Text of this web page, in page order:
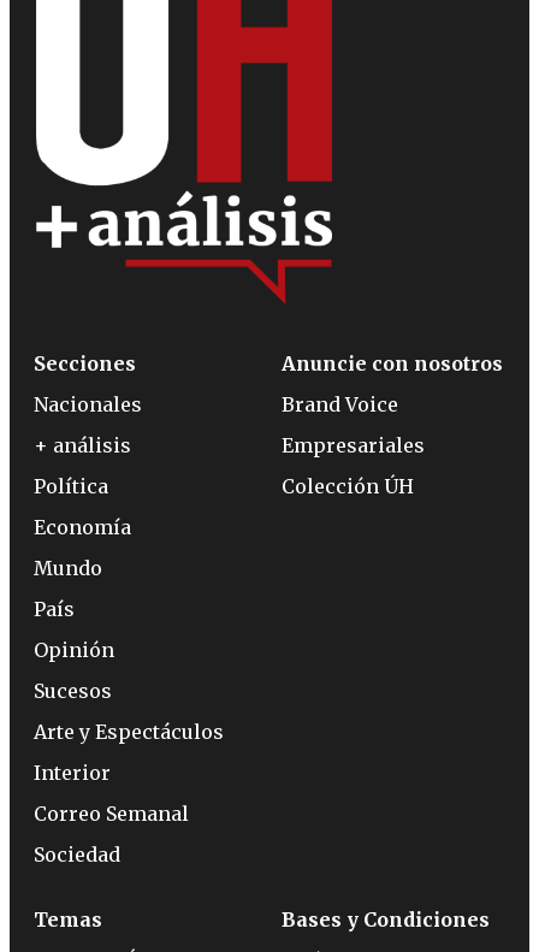
Secciones
Nacionales
+ análisis
Política
Economía
Mundo
País
Opinión
Sucesos
Arte y Espectáculos
Interior
Correo Semanal
Sociedad
Anuncie con nosotros
Brand Voice
Empresariales
Colección ÚH
Temas
Bases y Condiciones